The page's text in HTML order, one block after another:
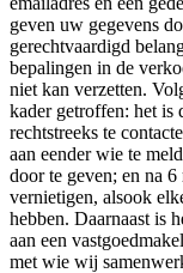
geven uw gegevens
gerechtvaardigd
bepalingen in de
niet kan verzetten.
kader getroffen: het is
rechtstreeks te
aan eender wie te
door te geven; en na
vernietigen, alsook
hebben. Daarnaast is
aan een
met wie wij